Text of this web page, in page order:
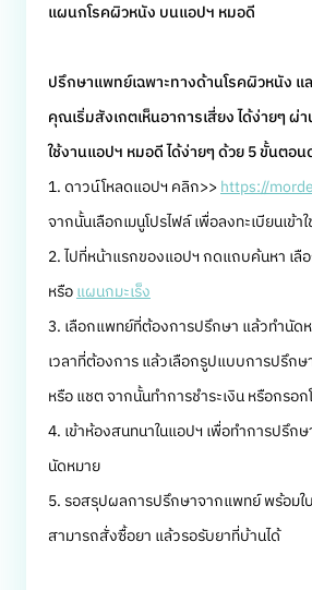
แผนกโรคผิวหนัง บนแอปฯ หมอดี
ปรึกษาแพทย์เฉพาะทางด้านโรคผิวหนัง แ
คุณเริ่มสังเกตเห็นอาการเสี่ยง ได้ง่ายๆ ผ่
ใช้งานแอปฯ หมอดี ได้ง่ายๆ ด้วย 5 ขั้นตอ
1. ดาวน์โหลดแอปฯ คลิก>>https://
จากนั้นเลือกเมนูโปรไฟล์ เพื่อลงทะเบียนเข้า
2. ไปที่หน้าแรกของแอปฯ กดแถบค้นหา เ
หรือแผนกมะเร็ง
3. เลือกแพทย์ที่ต้องการปรึกษา แล้วทำนัดห
เวลาที่ต้องการ แล้วเลือกรูปแบบการปรึกษ
หรือ แชต จากนั้นทำการชำระเงิน หรือกรอ
4. เข้าห้องสนทนาในแอปฯ เพื่อทำการปรึก
นัดหมาย
5. รอสรุปผลการปรึกษาจากแพทย์ พร้อมใ
สามารถสั่งซื้อยา แล้วรอรับยาที่บ้านได้